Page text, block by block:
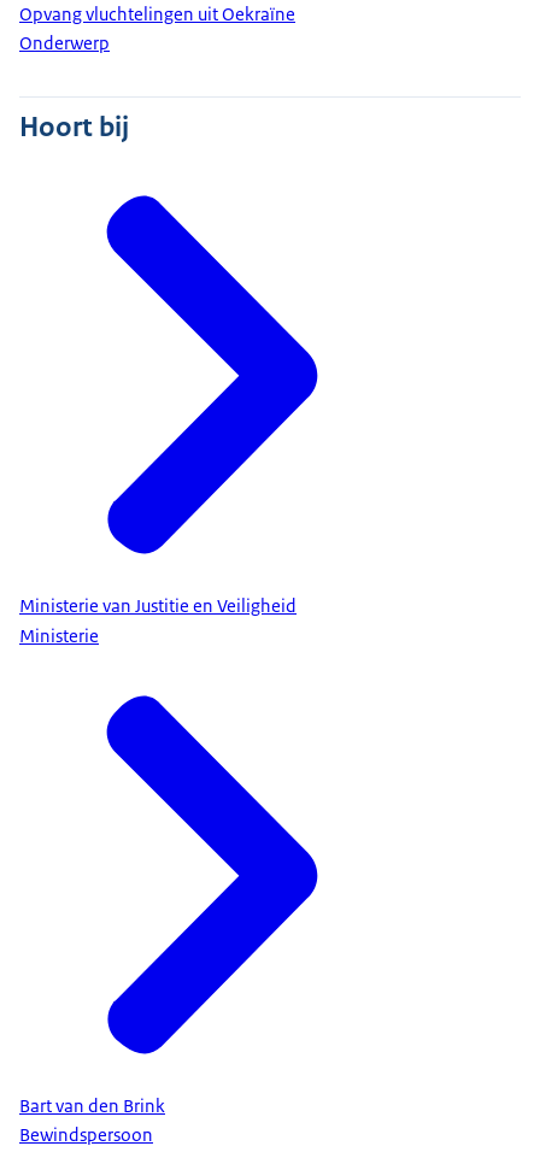
Opvang vluchtelingen uit Oekraïne
Onderwerp
Hoort bij
Ministerie van Justitie en Veiligheid
Ministerie
Bart van den Brink
Bewindspersoon